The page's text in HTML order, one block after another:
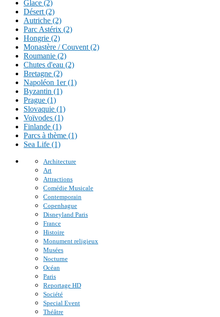
Glace (2)
Désert (2)
Autriche (2)
Parc Astérix (2)
Hongrie (2)
Monastère / Couvent (2)
Roumanie (2)
Chutes d'eau (2)
Bretagne (2)
Napoléon 1er (1)
Byzantin (1)
Prague (1)
Slovaquie (1)
Voïvodes (1)
Finlande (1)
Parcs à thème (1)
Sea Life (1)
Architecture
Art
Attractions
Comédie Musicale
Contemporain
Copenhague
Disneyland Paris
France
Histoire
Monument religieux
Musées
Nocturne
Océan
Paris
Reportage HD
Société
Special Event
Théâtre